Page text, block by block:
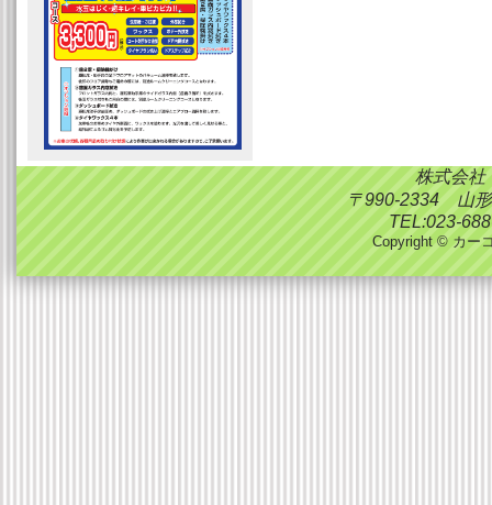
株式会
〒990-2334 山形
TEL:023-
Copyright © カー